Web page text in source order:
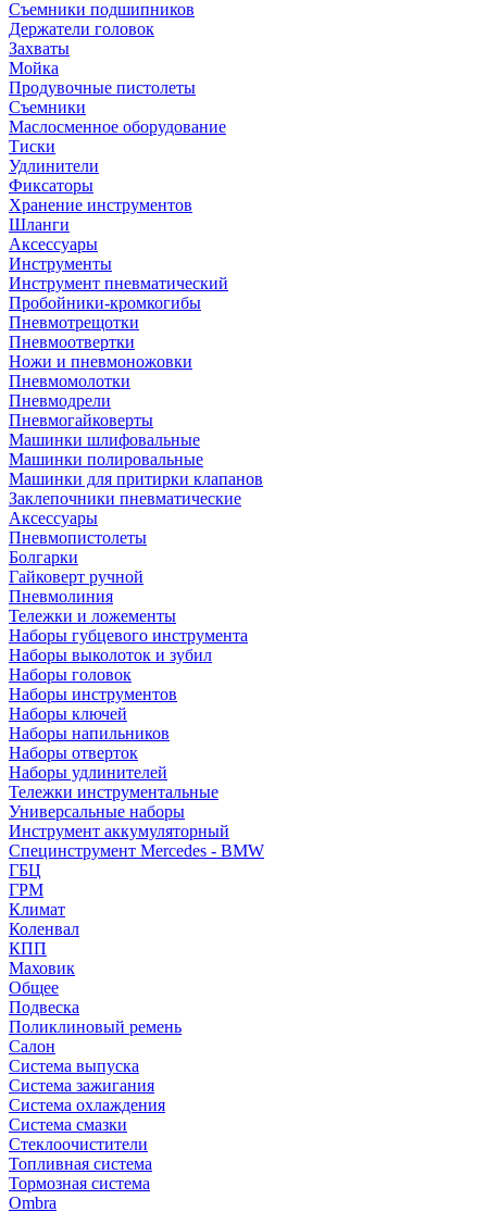
Съемники подшипников
Держатели головок
Захваты
Мойка
Продувочные пистолеты
Съемники
Маслосменное оборудование
Тиски
Удлинители
Фиксаторы
Хранение инструментов
Шланги
Аксессуары
Инструменты
Инструмент пневматический
Пробойники-кромкогибы
Пневмотрещотки
Пневмоотвертки
Ножи и пневмоножовки
Пневмомолотки
Пневмодрели
Пневмогайковерты
Машинки шлифовальные
Машинки полировальные
Машинки для притирки клапанов
Заклепочники пневматические
Аксессуары
Пневмопистолеты
Болгарки
Гайковерт ручной
Пневмолиния
Тележки и ложементы
Наборы губцевого инструмента
Наборы выколоток и зубил
Наборы головок
Наборы инструментов
Наборы ключей
Наборы напильников
Наборы отверток
Наборы удлинителей
Тележки инструментальные
Универсальные наборы
Инструмент аккумуляторный
Специнструмент Mercedes - BMW
ГБЦ
ГРМ
Климат
Коленвал
КПП
Маховик
Общее
Подвеска
Поликлиновый ремень
Салон
Система выпуска
Система зажигания
Система охлаждения
Система смазки
Стеклоочистители
Топливная система
Тормозная система
Ombra